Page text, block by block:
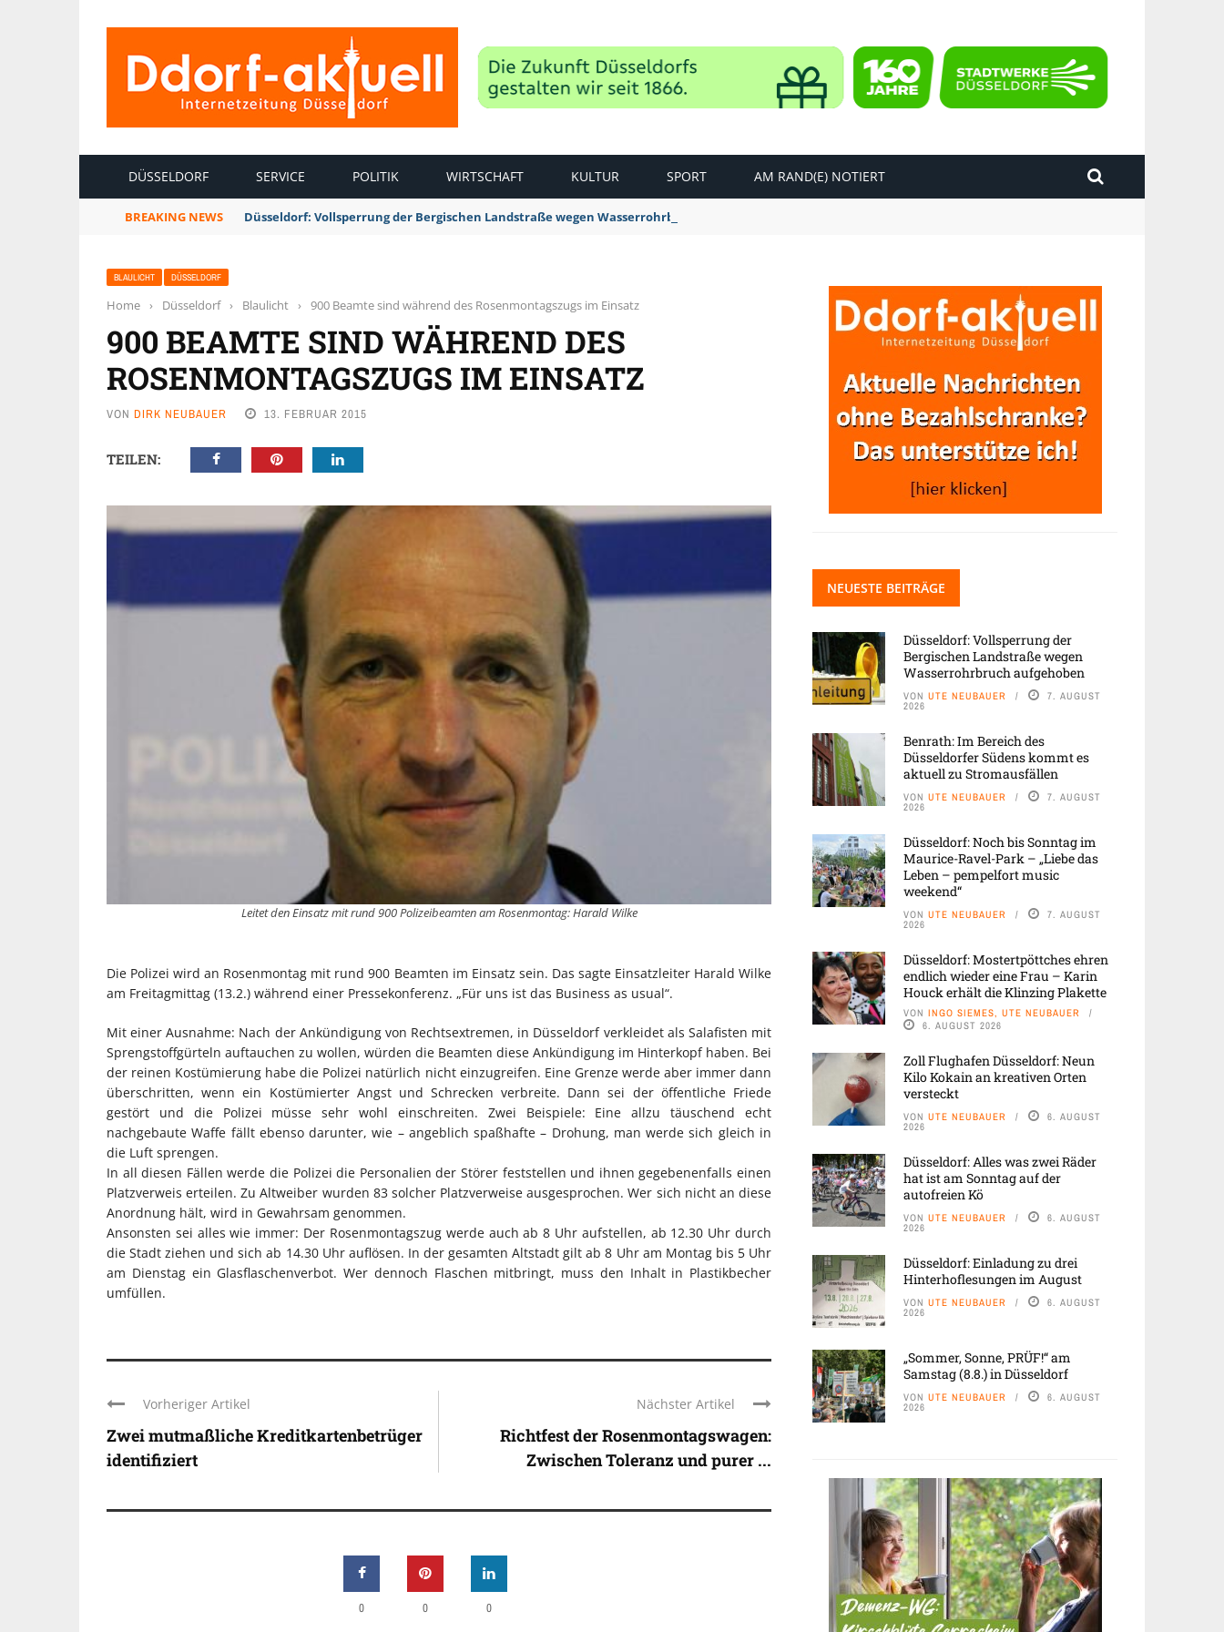
DÜSSELDORF SERVICE POLITIK WIRTSCHAFT KULTUR SPORT AM RAND(E) NOTIERT
BREAKING NEWS Düsseldorf: Vollsperrung der Bergischen Landstraße wegen Wasserrohrbruch aufgehoben
BLAULICHT DÜSSELDORF
Home › Düsseldorf › Blaulicht › 900 Beamte sind während des Rosenmontagszugs im Einsatz
900 BEAMTE SIND WÄHREND DES
ROSENMONTAGSZUGS IM EINSATZ
VON DIRK NEUBAUER 13. FEBRUAR 2015
TEILEN:
Leitet den Einsatz mit rund 900 Polizeibeamten am Rosenmontag: Harald Wilke
Die Polizei wird an Rosenmontag mit rund 900 Beamten im Einsatz sein. Das sagte Einsatzleiter Harald Wilke
am Freitagmittag (13.2.) während einer Pressekonferenz. „Für uns ist das Business as usual“.
Mit einer Ausnahme: Nach der Ankündigung von Rechtsextremen, in Düsseldorf verkleidet als Salafisten mit
Sprengstoffgürteln auftauchen zu wollen, würden die Beamten diese Ankündigung im Hinterkopf haben. Bei
der reinen Kostümierung habe die Polizei natürlich nicht einzugreifen. Eine Grenze werde aber immer dann
überschritten, wenn ein Kostümierter Angst und Schrecken verbreite. Dann sei der öffentliche Friede
gestört und die Polizei müsse sehr wohl einschreiten. Zwei Beispiele: Eine allzu täuschend echt
nachgebaute Waffe fällt ebenso darunter, wie – angeblich spaßhafte – Drohung, man werde sich gleich in
die Luft sprengen.
In all diesen Fällen werde die Polizei die Personalien der Störer feststellen und ihnen gegebenenfalls einen
Platzverweis erteilen. Zu Altweiber wurden 83 solcher Platzverweise ausgesprochen. Wer sich nicht an diese
Anordnung hält, wird in Gewahrsam genommen.
Ansonsten sei alles wie immer: Der Rosenmontagszug werde auch ab 8 Uhr aufstellen, ab 12.30 Uhr durch
die Stadt ziehen und sich ab 14.30 Uhr auflösen. In der gesamten Altstadt gilt ab 8 Uhr am Montag bis 5 Uhr
am Dienstag ein Glasflaschenverbot. Wer dennoch Flaschen mitbringt, muss den Inhalt in Plastikbecher
umfüllen.
Vorheriger Artikel
Zwei mutmaßliche Kreditkartenbetrüger
identifiziert
Nächster Artikel
Richtfest der Rosenmontagswagen:
Zwischen Toleranz und purer ...
0 0 0
NEUESTE BEITRÄGE
Düsseldorf: Vollsperrung der
Bergischen Landstraße wegen
Wasserrohrbruch aufgehoben
VON UTE NEUBAUER 7. AUGUST
2026
Benrath: Im Bereich des
Düsseldorfer Südens kommt es
aktuell zu Stromausfällen
VON UTE NEUBAUER 7. AUGUST
2026
Düsseldorf: Noch bis Sonntag im
Maurice-Ravel-Park – „Liebe das
Leben – pempelfort music
weekend“
VON UTE NEUBAUER 7. AUGUST
2026
Düsseldorf: Mostertpöttches ehren
endlich wieder eine Frau – Karin
Houck erhält die Klinzing Plakette
VON INGO SIEMES, UTE NEUBAUER
6. AUGUST 2026
Zoll Flughafen Düsseldorf: Neun
Kilo Kokain an kreativen Orten
versteckt
VON UTE NEUBAUER 6. AUGUST
2026
Düsseldorf: Alles was zwei Räder
hat ist am Sonntag auf der
autofreien Kö
VON UTE NEUBAUER 6. AUGUST
2026
Düsseldorf: Einladung zu drei
Hinterhoflesungen im August
VON UTE NEUBAUER 6. AUGUST
2026
„Sommer, Sonne, PRÜF!“ am
Samstag (8.8.) in Düsseldorf
VON UTE NEUBAUER 6. AUGUST
2026